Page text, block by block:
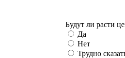
Будут ли расти
Да
Нет
Трудно